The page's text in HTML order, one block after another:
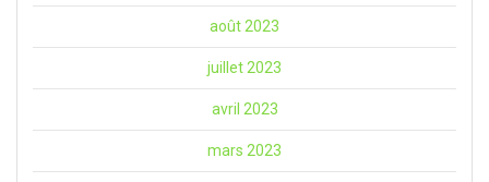
août 2023
juillet 2023
avril 2023
mars 2023